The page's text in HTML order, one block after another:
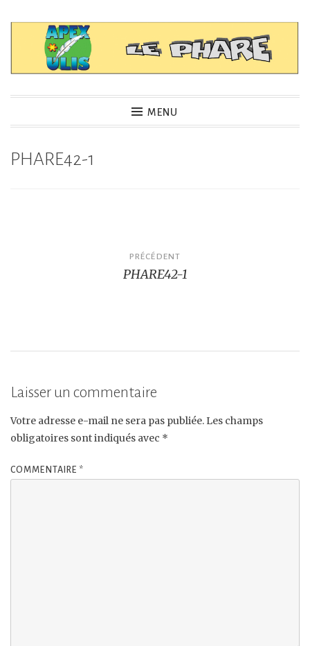
APEX – LEPHARE
MENU
PHARE42-1
PRÉCÉDENT
PHARE42-1
Laisser un commentaire
Votre adresse e-mail ne sera pas publiée. Les champs
obligatoires sont indiqués avec *
COMMENTAIRE *